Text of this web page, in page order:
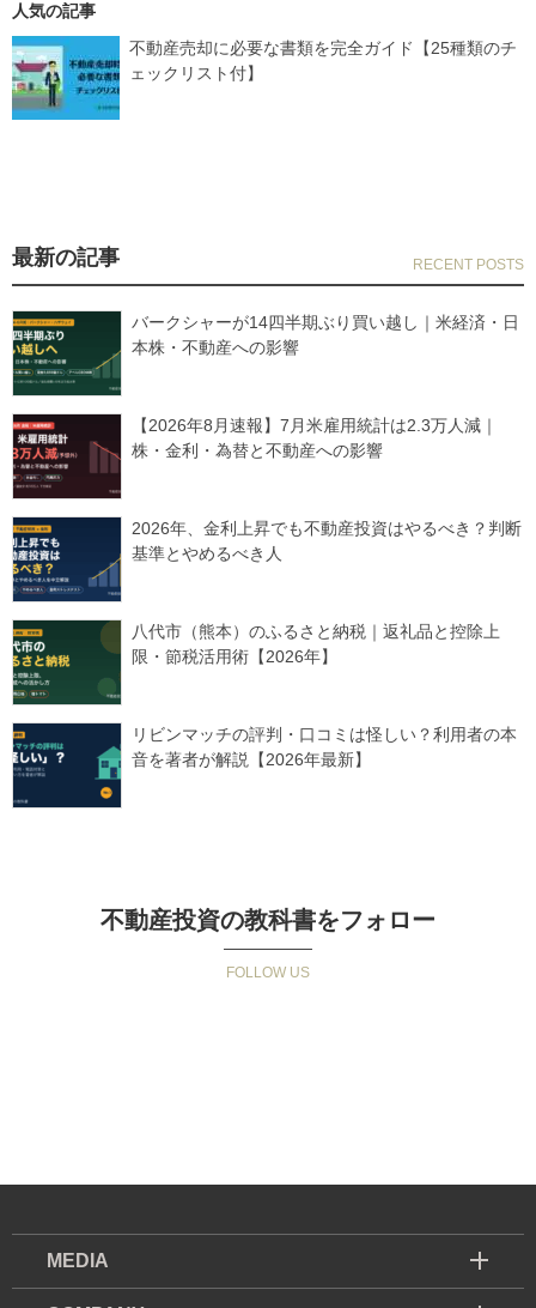
不動産売却に必要な書類を完全ガイド【25種類のチ
ェックリスト付】
人気の記事
最新の記事
バークシャーが14四半期ぶり買い越し｜米経済・日
本株・不動産への影響
【2026年8月速報】7月米雇用統計は2.3万人減｜
株・金利・為替と不動産への影響
2026年、金利上昇でも不動産投資はやるべき？判断
基準とやめるべき人
八代市（熊本）のふるさと納税｜返礼品と控除上
限・節税活用術【2026年】
リビンマッチの評判・口コミは怪しい？利用者の本
音を著者が解説【2026年最新】
不動産投資の教科書をフォロー
MEDIA